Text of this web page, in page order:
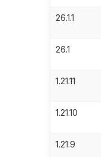
26.1.1
26.1
1.21.11
1.21.10
1.21.9